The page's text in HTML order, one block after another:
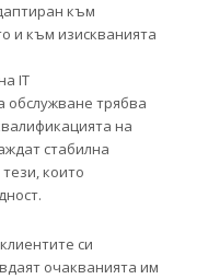
към
и към изискванията
IT
обслужване трябва
на
стабилна
които
си
очакванията им